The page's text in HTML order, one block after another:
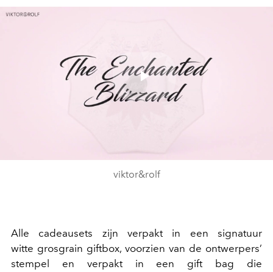
Play
viktor&rolf
Alle cadeausets zijn verpakt in een signatuur
witte grosgrain giftbox, voorzien van de ontwerpers’
stempel en verpakt in een gift bag die